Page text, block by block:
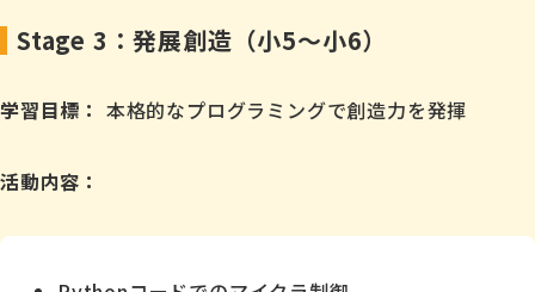
Stage 3：発展創造（小5～小6）
学習目標： 本格的なプログラミングで創造力を発揮
活動内容：